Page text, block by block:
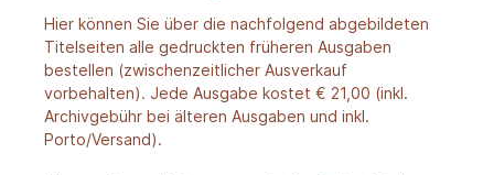
Hier können Sie über die nachfolgend abgebildeten
Titelseiten alle gedruckten früheren Ausgaben
bestellen (zwischenzeitlicher Ausverkauf
vorbehalten). Jede Ausgabe kostet € 21,00 (inkl.
Archivgebühr bei älteren Ausgaben und inkl.
Porto/Versand).